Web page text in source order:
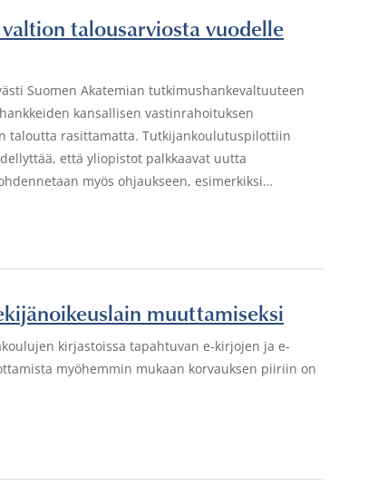
talousarviosta vuodelle
Suomen Akatemian tutkimushankevaltuuteen
kansallisen vastinrahoituksen
taloutta rasittamatta. Tutkijankoulutuspilottiin
että yliopistot palkkaavat uutta
myös ohjaukseen, esimerkiksi…
muuttamiseksi
kirjastoissa tapahtuvan e-kirjojen ja e-
myöhemmin mukaan korvauksen piiriin on